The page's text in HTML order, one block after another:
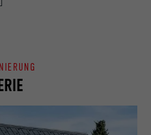
"Folgen Sie